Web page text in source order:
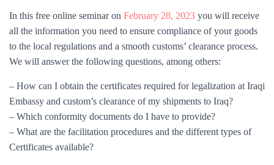
In this free online seminar on February 28, 2023 you will receive
all the information you need to ensure compliance of your goods
to the local regulations and a smooth customs’ clearance process.
We will answer the following questions, among others:
– How can I obtain the certificates required for legalization at Iraqi
Embassy and custom’s clearance of my shipments to Iraq?
– Which conformity documents do I have to provide?
– What are the facilitation procedures and the different types of
Certificates available?